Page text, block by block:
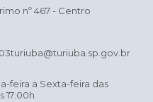
nº 467 - Centro
turiuba@turiuba.sp.gov.br
feira a Sexta-feira das
17:00h